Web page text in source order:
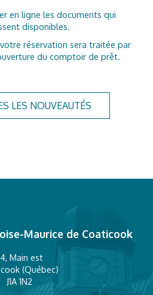
en ligne les documents qui
disponibles.
votre réservation sera traitée par
du comptoir de prêt.
LES NOUVEAUTÉS
Maurice de Coaticook
Main est
(Québec)
J1A 1N2